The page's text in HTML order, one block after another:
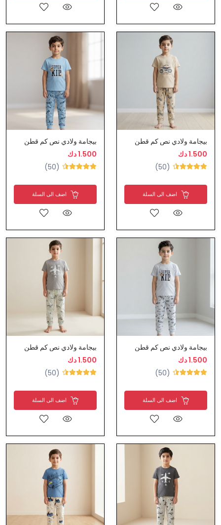
بيجامة ولادي نص كم قطن
1.500 دك
(50)
اضف الى السلة
بيجامة ولادي نص كم قطن
1.500 دك
(50)
اضف الى السلة
بيجامة ولادي نص كم قطن
1.500 دك
(50)
اضف الى السلة
بيجامة ولادي نص كم قطن
1.500 دك
(50)
اضف الى السلة